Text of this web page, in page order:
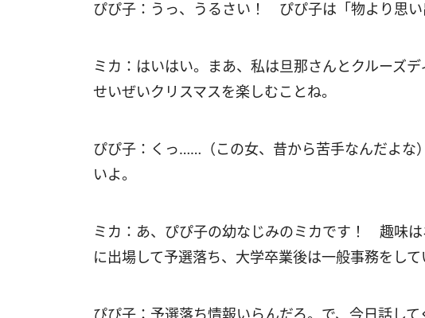
ぴぴ子：うっ、うるさい！ ぴぴ子は「物より思い
ミカ：はいはい。まあ、私は旦那さんとクルーズ
せいぜいクリスマスを楽しむことね。
ぴぴ子：くっ……（この女、昔から苦手なんだよな
いよ。
ミカ：あ、ぴぴ子の幼なじみのミカです！ 趣味
に出場して予選落ち、大学卒業後は一般事務をして
ぴぴ子：予選落ち情報いらんだろ。で、今日話し